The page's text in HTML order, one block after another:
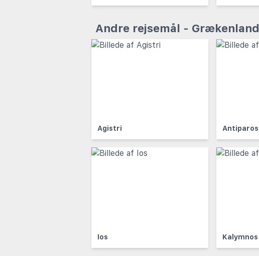
Andre rejsemål - Grækenland
Agistri Antiparos
Ios Kalymnos